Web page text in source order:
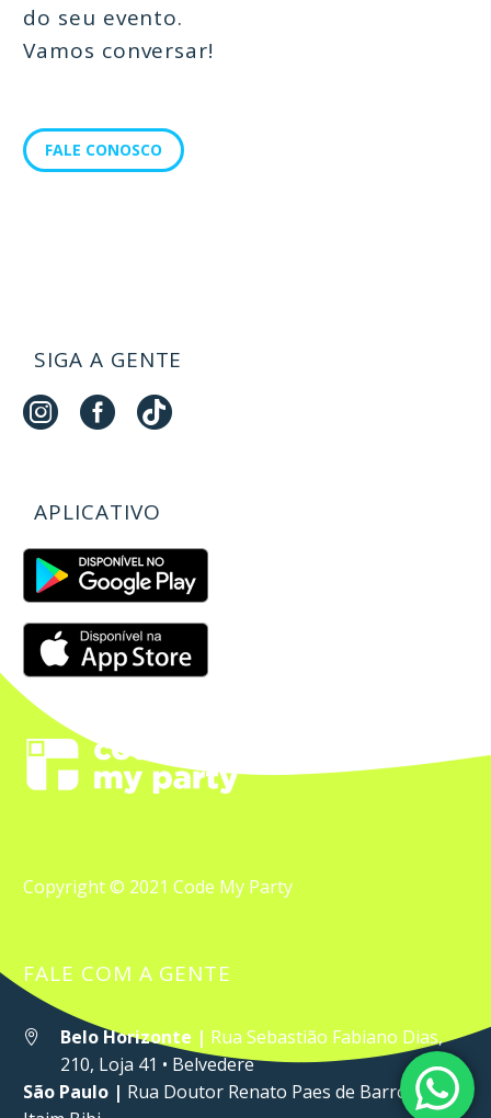
do seu evento.
Vamos conversar!
FALE CONOSCO
SIGA A GENTE
APLICATIVO
Copyright © 2021 Code My Party
FALE COM A GENTE

 Belo Horizonte | Rua Sebastião Fabiano Dias,
210, Loja 41 • Belvedere
São Paulo | Rua Doutor Renato Paes de Barros, 33 •